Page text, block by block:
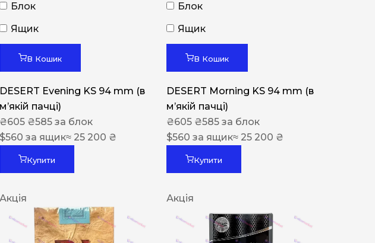
Блок
Ящик
В Кошик
DESERT Evening KS 94 mm (в
мʼякій пачці)
₴605 ₴585 за блок
$560 за ящик≈ 25 200 ₴
Купити
Блок
Ящик
В Кошик
DESERT Morning KS 94 mm (в
мʼякій пачці)
₴605 ₴585 за блок
$560 за ящик≈ 25 200 ₴
Купити
Акція Акція